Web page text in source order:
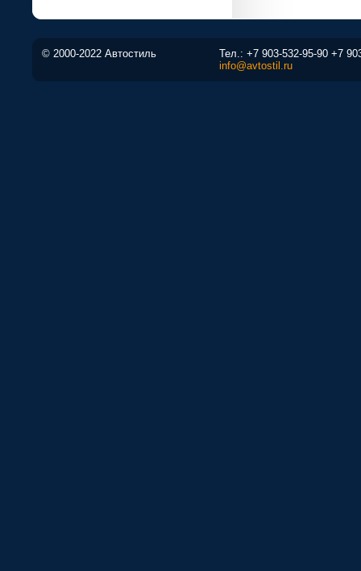
© 2000-2022 Автостиль Тел.: +7 903-532-95-90 +7
info@avtostil.ru